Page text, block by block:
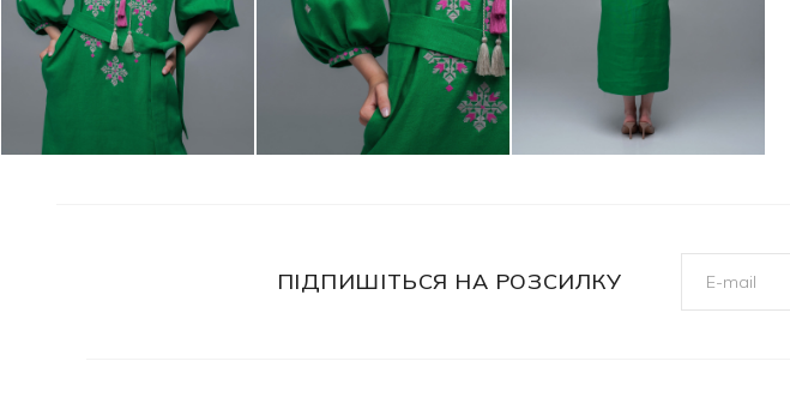
ПІДПИШІТЬСЯ НА РОЗСИЛКУ